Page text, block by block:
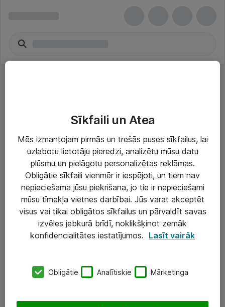
Risinājumi & Pakalpojumi
IT serviss un atbalsts
IT infrastruktūra
Darba vietu IT risinājumi
SIA „ATEA”
+(371) 67 81 90 50
Sīkfaili un Atea
Mēs izmantojam pirmās un trešās puses sīkfailus, lai
uzlabotu lietotāju pieredzi, analizētu mūsu datu
plūsmu un pielāgotu personalizētas reklāmas.
Obligātie sīkfaili vienmēr ir iespējoti, un tiem nav
nepieciešama jūsu piekrišana, jo tie ir nepieciešami
mūsu tīmekļa vietnes darbībai. Jūs varat akceptēt
visus vai tikai obligātos sīkfailus un pārvaldīt savas
izvēles jebkurā brīdī, noklikšķinot zemāk
konfidencialitātes iestatījumos. Lasīt vairāk
Obligātie Analītiskie Mārketinga